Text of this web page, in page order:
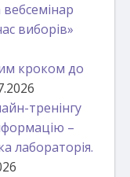
виборів»
кроком до
тренінгу
–
лабораторія.